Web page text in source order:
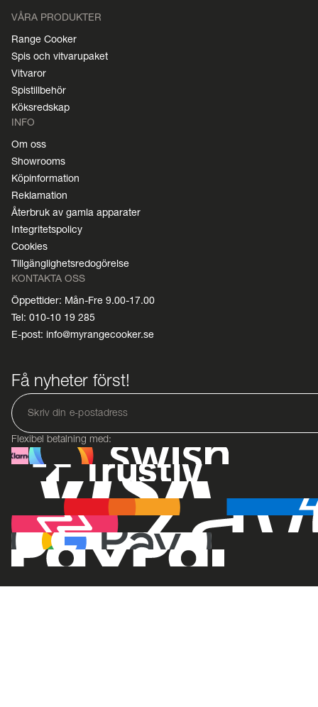
VÅRA PRODUKTER
Range Cooker
Spis och vitvarupaket
Vitvaror
Spistillbehör
Köksredskap
INFO
Om oss
Showrooms
Köpinformation
Reklamation
Återbruk av gamla apparater
Integritetspolicy
Cookies
Tillgänglighetsredogörelse
KONTAKTA OSS
Öppettider: Mån-Fre 9.00-17.00
Tel: 010-10 19 285
E-post: info@myrangecooker.se
Få nyheter först!
Flexibel betalning med: